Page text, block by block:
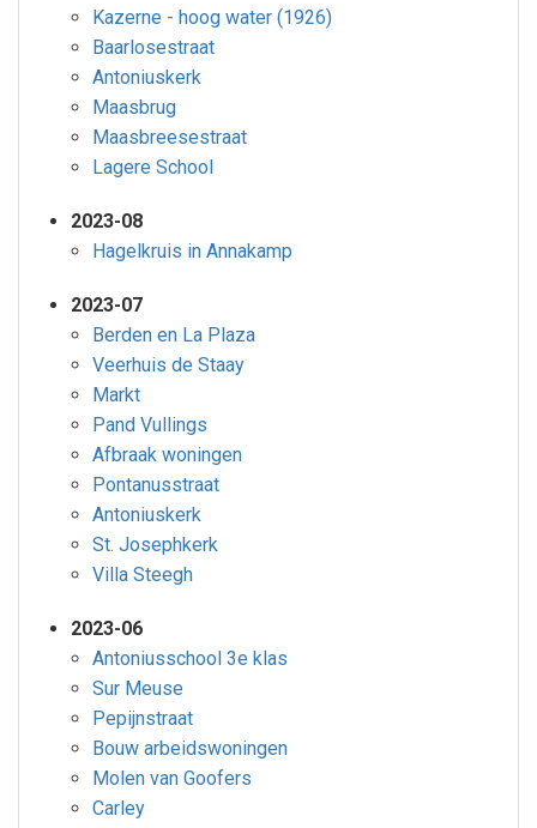
Kazerne - hoog water (1926)
Baarlosestraat
Antoniuskerk
Maasbrug
Maasbreesestraat
Lagere School
2023-08
Hagelkruis in Annakamp
2023-07
Berden en La Plaza
Veerhuis de Staay
Markt
Pand Vullings
Afbraak woningen
Pontanusstraat
Antoniuskerk
St. Josephkerk
Villa Steegh
2023-06
Antoniusschool 3e klas
Sur Meuse
Pepijnstraat
Bouw arbeidswoningen
Molen van Goofers
Carley